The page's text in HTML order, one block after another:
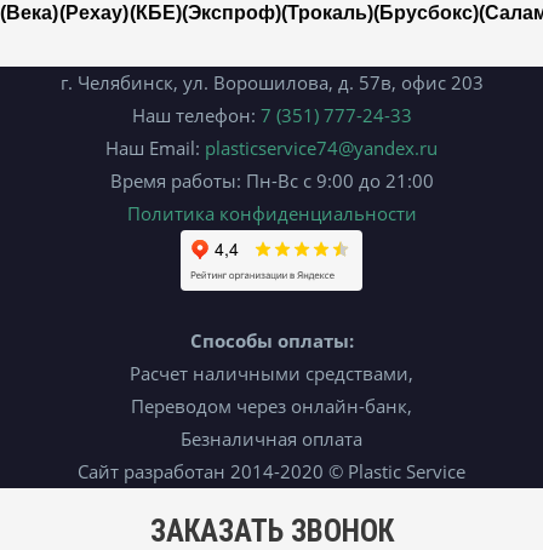
(Века)(Рехау)(КБЕ)(Экспроф)(Трокаль)(Брусбокс)
г. Челябинск, ул. Ворошилова, д. 57в, офис 203
Наш телефон: 7 (351) 777-24-33
Наш Email: plasticservice74@yandex.ru
Время работы: Пн-Вс с 9:00 до 21:00
Политика конфиденциальности
Способы оплаты:
Расчет наличными средствами,
Переводом через онлайн-банк,
Безналичная оплата
Сайт разработан 2014-2020 © Plastic Service
ЗАКАЗАТЬ ЗВОНОК